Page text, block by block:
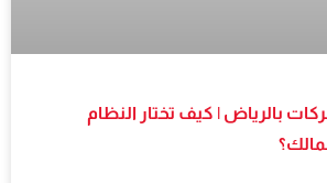
بالرياض | كيف تختار النظام